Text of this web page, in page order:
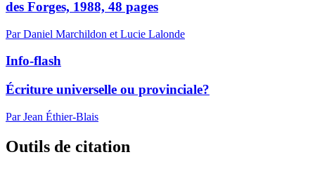
des Forges, 1988, 48 pages
Par Daniel Marchildon et Lucie Lalonde
Info-flash
Écriture universelle ou provinciale?
Par Jean Éthier-Blais
Outils de citation